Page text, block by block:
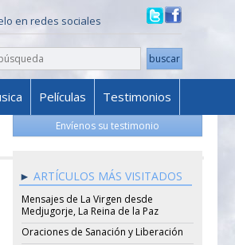
en redes sociales
Películas Testimonios
Envíenos su testimonio
ARTÍCULOS MÁS VISITADOS
Mensajes de La Virgen desde
Medjugorje, La Reina de la Paz
Oraciones de Sanación y Liberación